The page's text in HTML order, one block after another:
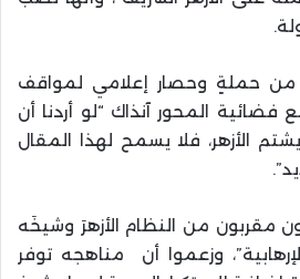
من حملةٍ وحصار إعلامي لمواقف
فضائية المحور آنذاك “لو أردنا أن
الأزهر، فلا يسمح لهذا المقال
مقربون من النظام الأزهرَ وشيخَه
وزعموا أن مناهجه توفر